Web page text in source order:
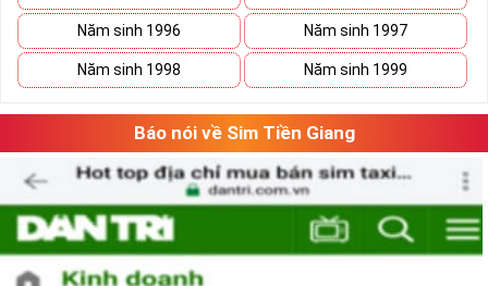
Xã Kho Sim Số Đẹp Giá rẻ
Có thể bạn sẽ tiết kiệm được ngân sách khá lớn nếu vô tình
Hãy lưu giữ nó lại và tiếp tục ngắm nghía danh sách sim số
đẹp khác. Khi đã có cái nhìn tổng quan và lựa chọn được
vài dãy số ưng ý, việc tiếp theo của bạn là cân đo đong đếm
xem sim nào là phù hợp với cá nhân mình nhất.
Việc này sẽ tốn không ít thời gian, nhưng nếu đã chấp nhận
bỏ ra một số tiền lớn thì việc cân nhắc lâu cũng là điều dễ
Năm sinh 1996 Năm sinh 1997
Năm sinh 1998 Năm sinh 1999
Báo nói về Sim Tiền Giang